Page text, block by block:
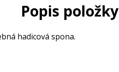
Popis položky
hadicová spona.